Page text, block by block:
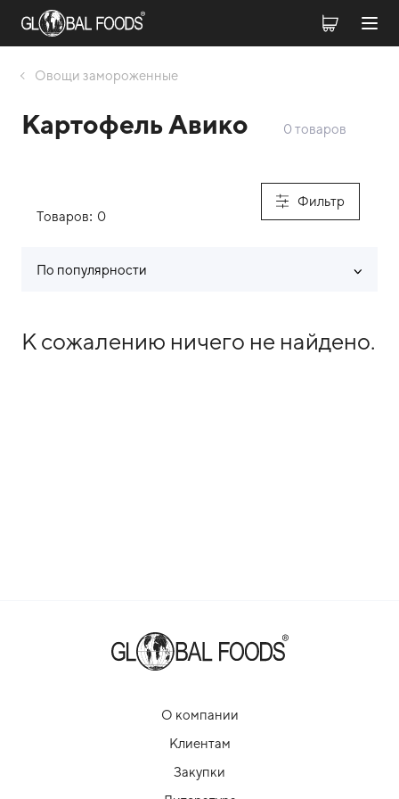
Овощи замороженные
Картофель Авико 0 товаров
Фильтр
Товаров: 0
По популярности
Список товаров каталога
К сожалению ничего не найдено.
О компании
Клиентам
Закупки